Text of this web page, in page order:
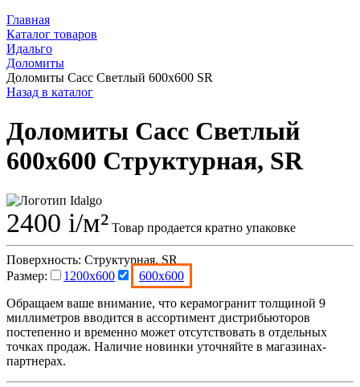
Главная
Каталог товаров
Идальго
Доломиты
Доломиты Сасс Светлый 600x600 SR
Назад в каталог
Доломиты Сасс Светлый
600x600 Структурная, SR
2400 i/м² Товар продается кратно упаковке
Поверхность: Структурная, SR
Размер:
1200x600
600x600
Обращаем ваше внимание, что керамогранит толщиной 9
миллиметров вводится в ассортимент дистрибьюторов
постепенно и временно может отсутствовать в отдельных
точках продаж. Наличие новинки уточняйте в магазинах-
партнерах.